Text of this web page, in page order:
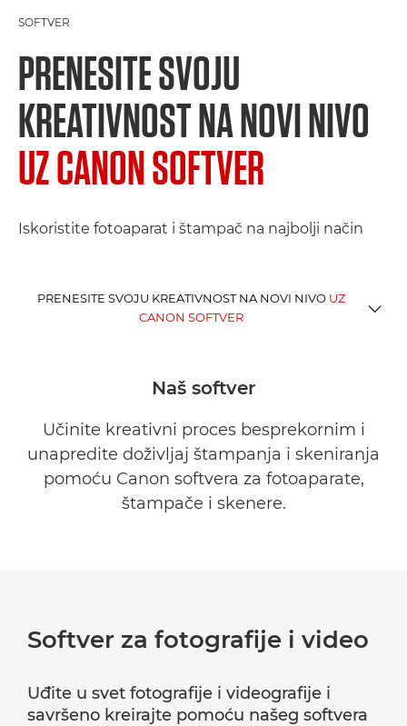
SOFTVER
PRENESITE SVOJU
KREATIVNOST NA NOVI NIVO
UZ CANON SOFTVER
Iskoristite fotoaparat i štampač na najbolji način
PRENESITE SVOJU KREATIVNOST NA NOVI NIVO UZ
CANON SOFTVER
APLIKACIJE
POSLOVNI SOFTVER
Naš softver
Učinite kreativni proces besprekornim i
unapredite doživljaj štampanja i skeniranja
pomoću Canon softvera za fotoaparate,
štampače i skenere.
Softver za fotografije i video
Uđite u svet fotografije i videografije i
savršeno kreirajte pomoću našeg softvera